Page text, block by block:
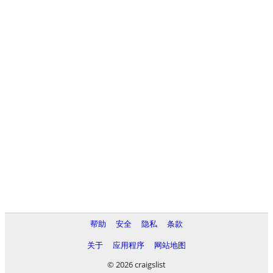
帮助 安全 隐私
条款
关于
应用程序
网站地图
© 2026 craigslist